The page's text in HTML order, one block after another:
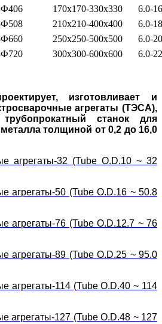
170x170-330x330
6.0-
210x210-400x400
6.0-
250x250-500x500
6.0-
300x300-600x600 6.0-
изготовливает и
агрегаты (ТЭСА),
станок для
толщиной от 0,2 до 16,0
агрегаты-32 (Tube O.D.10 ~ 32
агрегаты-50 (Tube O.D.16 ~ 50.8
агрегаты-76 (Tube O.D.12.7 ~ 76
агрегаты-89 (Tube O.D.25 ~ 95.0
агрегаты-114 (Tube O.D.40 ~ 114
агрегаты-127 (Tube O.D.48 ~ 127